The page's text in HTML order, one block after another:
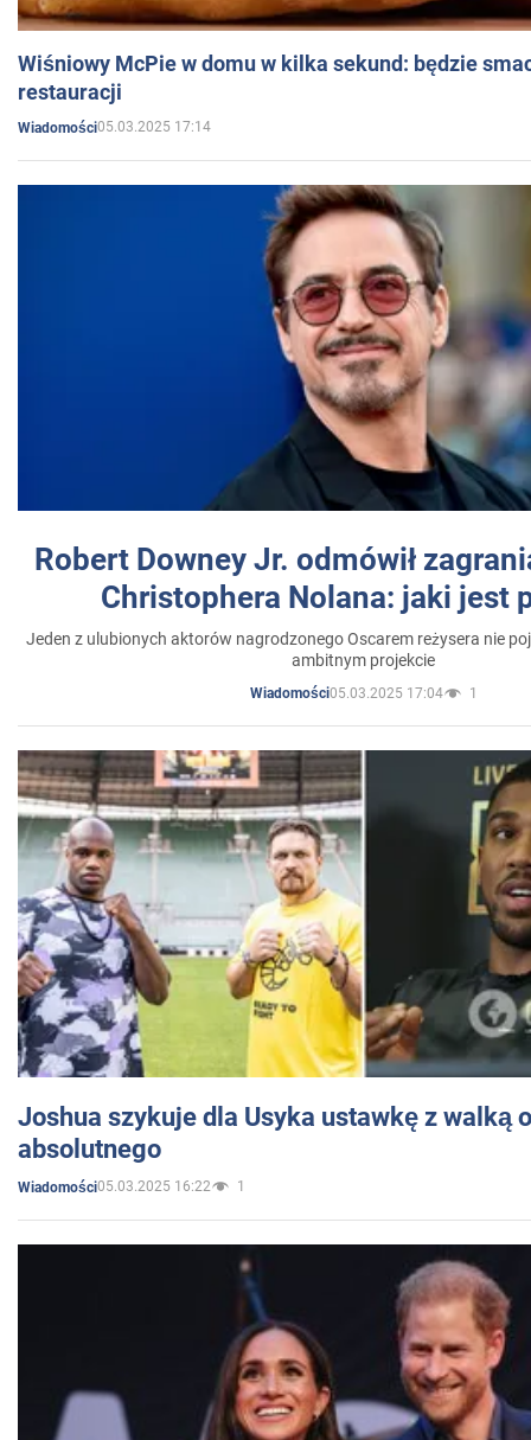
Wiśniowy McPie w domu w kilka sekund: będzie
restauracji
Wiadomości05.03.2025 17:14
Robert Downey Jr. odmówił
Christophera Nolana: jaki jest
Jeden z ulubionych aktorów nagrodzonego Oscarem reżysera nie
ambitnym projekcie
Wiadomości05.03.2025 17:04 1
Joshua szykuje dla Usyka ustawkę z walką
absolutnego
Wiadomości05.03.2025 16:22 1